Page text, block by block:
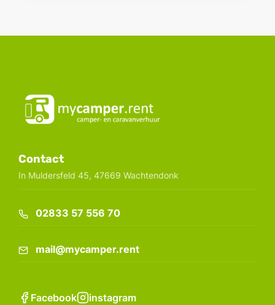
Contact
In Muldersfeld 45, 47669 Wachtendonk
02833 57 556 70
mail@mycamper.rent
Facebook instagram